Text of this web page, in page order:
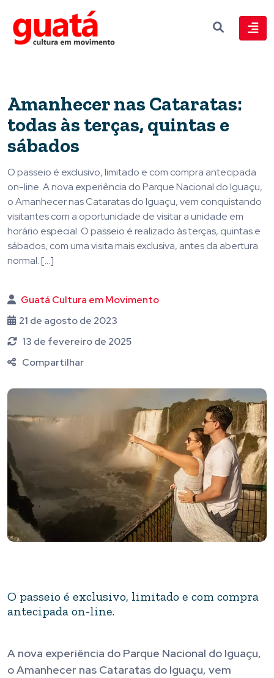
Amanhecer nas Cataratas:
todas às terças, quintas e
sábados
O passeio é exclusivo, limitado e com compra antecipada
on-line. A nova experiência do Parque Nacional do Iguaçu,
o Amanhecer nas Cataratas do Iguaçu, vem conquistando
visitantes com a oportunidade de visitar a unidade em
horário especial. O passeio é realizado às terças, quintas e
sábados, com uma visita mais exclusiva, antes da abertura
normal. […]
Guatá Cultura em Movimento
21 de agosto de 2023
13 de fevereiro de 2025
Compartilhar
O passeio é exclusivo, limitado e com compra
antecipada on-line.
A nova experiência do Parque Nacional do Iguaçu,
o Amanhecer nas Cataratas do Iguaçu, vem